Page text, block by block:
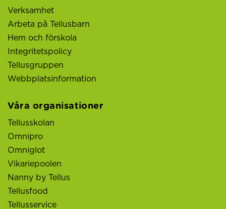
Verksamhet
Arbeta på Tellusbarn
Hem och förskola
Integritetspolicy
Tellusgruppen
Webbplatsinformation
Våra organisationer
Tellusskolan
Omnipro
Omniglot
Vikariepoolen
Nanny by Tellus
Tellusfood
Tellusservice